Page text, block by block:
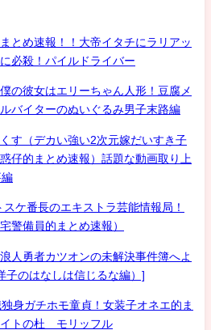
とめ速報！！大帝イタチにラリアッ
必殺！パイルドライバー
の彼女はエリーちゃん人形！豆腐メ
バイターのぬいぐるみ男子末路編
す（デカい強い2次元嫁だいすき子
仔的まとめ速報）話題な動画取り上
ケ番長のエキストラ芸能情報局！
警備員的まとめ速報）
人勇者カツオンの未解決事件簿へよ
子のはなしは信じるな編）]
ガチホモ童貞！女装子オネエ的ま
イトの杜 モリッフル